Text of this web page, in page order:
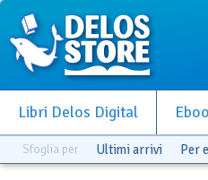
Libri Delos Digital
Sfoglia per Ultimi arrivi Per